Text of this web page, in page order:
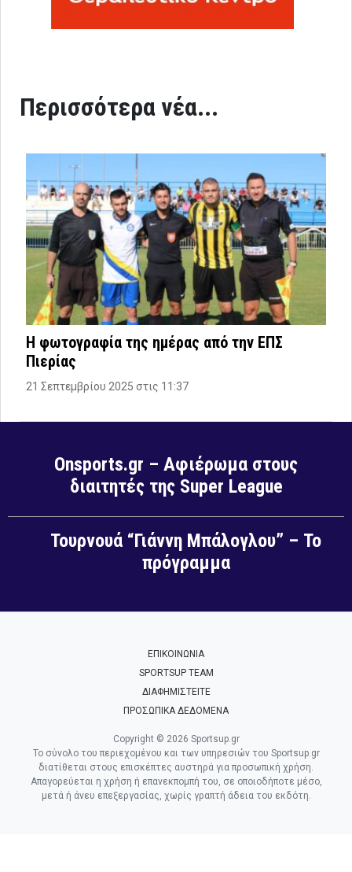
Περισσότερα νέα...
Η φωτογραφία της ημέρας από την ΕΠΣ
Πιερίας
21 Σεπτεμβρίου 2025 στις 11:37
Onsports.gr – Αφιέρωμα στους
διαιτητές της Super League
Τουρνουά “Γιάννη Μπάλογλου” – Το
πρόγραμμα
ΕΠΙΚΟΙΝΩΝΙΑ
SPORTSUP TEAM
ΔΙΑΦΗΜΙΣΤΕΙΤΕ
ΠΡΟΣΩΠΙΚΑ ΔΕΔΟΜΕΝΑ
Copyright © 2026 Sportsup.gr
Το σύνολο του περιεχομένου και των υπηρεσιών του Sportsup.gr
διατίθεται στους επισκέπτες αυστηρά για προσωπική χρήση.
Απαγορεύεται η χρήση ή επανεκπομπή του, σε οποιοδήποτε μέσο,
μετά ή άνευ επεξεργασίας, χωρίς γραπτή άδεια του εκδότη.